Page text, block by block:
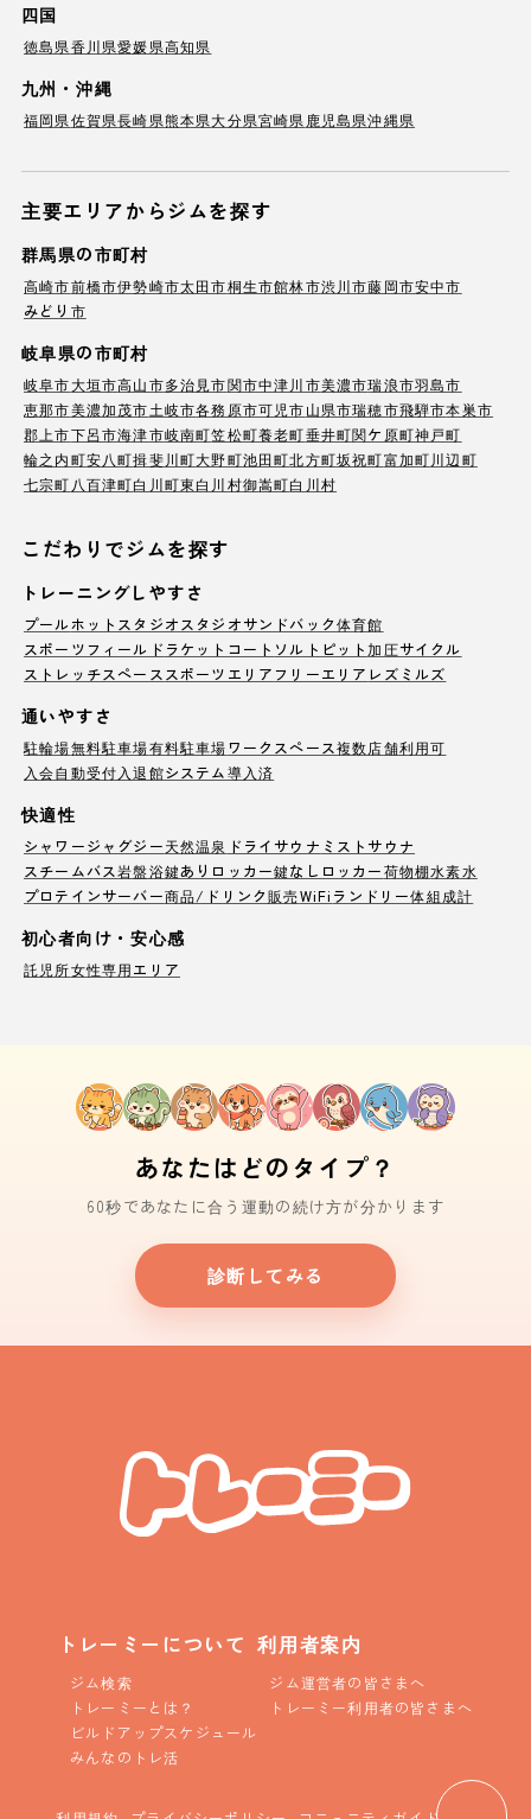
四国
徳島県香川県愛媛県高知県
九州・沖縄
福岡県佐賀県長崎県熊本県大分県宮崎県 鹿児島県沖縄県
主要エリアからジムを探す
群馬県の市町村
高崎市前橋市伊勢崎市太田市桐生市館林市渋川市藤岡市安中市
みどり市
岐阜県の市町村
岐阜市大垣市高山市多治見市関市中津川市美濃市瑞浪市羽島市
恵那市美濃加茂市土岐市各務原市可児市山県市瑞穂市飛騨市本巣市
郡上市下呂市海津市岐南町笠松町養老町垂井町関ケ原町神戸町
輪之内町安八町揖斐川町大野町池田町北方町坂祝町富加町川辺町
七宗町 八百津町白川町東白川村御嵩町白川村
こだわりでジムを探す
トレーニングしやすさ
プールホットスタジオ スタジオサンドバック体育館
スポーツフィールド ラケットコート ソルトピット加圧サイクル
ストレッチスペース スポーツエリア フリーエリア レズミルズ
通いやすさ
駐輪場無料駐車場有料駐車場ワークスペース複数店舗利用可
入会自動受付 入退館システム導入済
快適性
シャワージャグジー天然温泉 ドライサウナ ミストサウナ
スチームバス岩盤浴鍵ありロッカー鍵なしロッカー荷物棚水素水
プロテインサーバー商品/ドリンク販売WiFi ランドリー体組成計
初心者向け・安心感
託児所女性専用エリア
あなたはどのタイプ？
60秒であなたに合う運動の続け方が分かります
診断してみる
トレーミーについて
ジム検索
トレーミーとは？
ビルドアップスケジュール
みんなのトレ活
利用者案内
ジム運営者の皆さまへ
トレーミー利用者の皆さまへ